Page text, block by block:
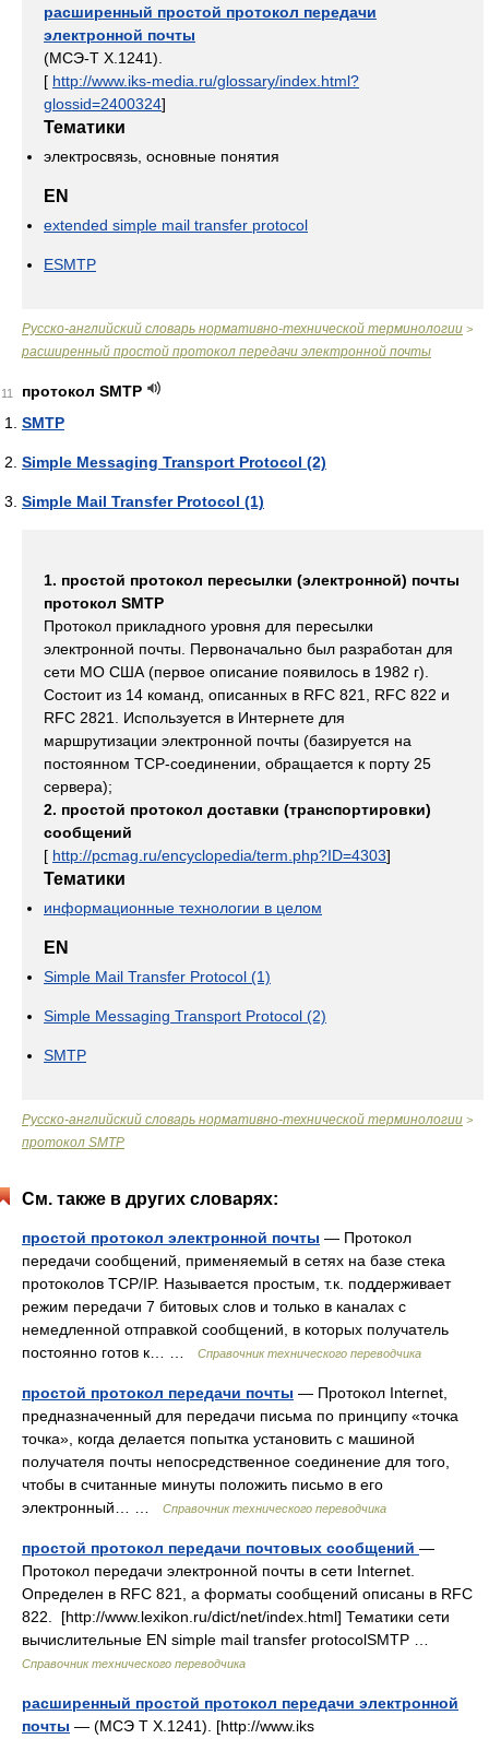
расширенный простой протокол передачи
электронной почты
(МСЭ-T X.1241).
[ http://www.iks-media.ru/glossary/index.html?
glossid=2400324]
Тематики
электросвязь, основные понятия
EN
extended simple mail transfer protocol
ESMTP
Русско-английский словарь нормативно-технической терминологии >
расширенный простой протокол передачи электронной почты
11
протокол SMTP
SMTP
Simple Messaging Transport Protocol (2)
Simple Mail Transfer Protocol (1)
1. простой протокол пересылки (электронной) почты
протокол SMTP
Протокол прикладного уровня для пересылки
электронной почты. Первоначально был разработан для
сети МО США (первое описание появилось в 1982 г).
Состоит из 14 команд, описанных в RFC 821, RFC 822 и
RFC 2821. Используется в Интернете для
маршрутизации электронной почты (базируется на
постоянном TCP-соединении, обращается к порту 25
сервера);
2. простой протокол доставки (транспортировки)
сообщений
[ http://pcmag.ru/encyclopedia/term.php?ID=4303]
Тематики
информационные технологии в целом
EN
Simple Mail Transfer Protocol (1)
Simple Messaging Transport Protocol (2)
SMTP
Русско-английский словарь нормативно-технической терминологии >
протокол SMTP
См. также в других словарях:
простой протокол электронной почты — Протокол
передачи сообщений, применяемый в сетях на базе стека
протоколов TCP/IP. Называется простым, т.к. поддерживает
режим передачи 7 битовых слов и только в каналах с
немедленной отправкой сообщений, в которых получатель
постоянно готов к… …
Справочник технического переводчика
простой протокол передачи почты — Протокол Internet,
предназначенный для передачи письма по принципу «точка
точка», когда делается попытка установить с машиной
получателя почты непосредственное соединение для того,
чтобы в считанные минуты положить письмо в его
электронный… …
Справочник технического переводчика
простой протокол передачи почтовых сообщений —
Протокол передачи электронной почты в сети Internet.
Определен в RFC 821, а форматы сообщений описаны в RFC
822. [http://www.lexikon.ru/dict/net/index.html] Тематики сети
вычислительные EN simple mail transfer protocolSMTP …
Справочник технического переводчика
расширенный простой протокол передачи электронной
почты — (МСЭ T X.1241). [http://www.iks